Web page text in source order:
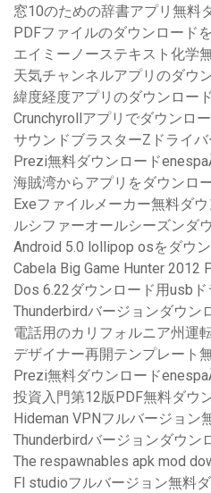
窓10のための辞書アプリ無料
PDFファイルのダウンロード
エイミーノーステキスト化学
天気チャンネルアプリのダウ
緯度経度アプリのダウンロード
Crunchyrollアプリでダウンロ
サウンドブラスターZドライ
Prezi無料ダウンロード
海賊湾からアプリをダウンロ
Exeファイルメーカー無料ダ
ルシファーオールシーズンダ
Android 5.0 lollipop osをダウ
Cabela Big Game Hunter 2012
Dos 6.22ダウンロード用usb
Thunderbirdバージョンダウン
電話用のカリフォルニア州運
デザイナー再開テンプレート
Prezi無料ダウンロード
投資入門第12版PDF無料ダウ
Hideman VPNフルバージョン
Thunderbirdバージョンダウン
The respawnables apk mod
Fl studioフルバージョン無料